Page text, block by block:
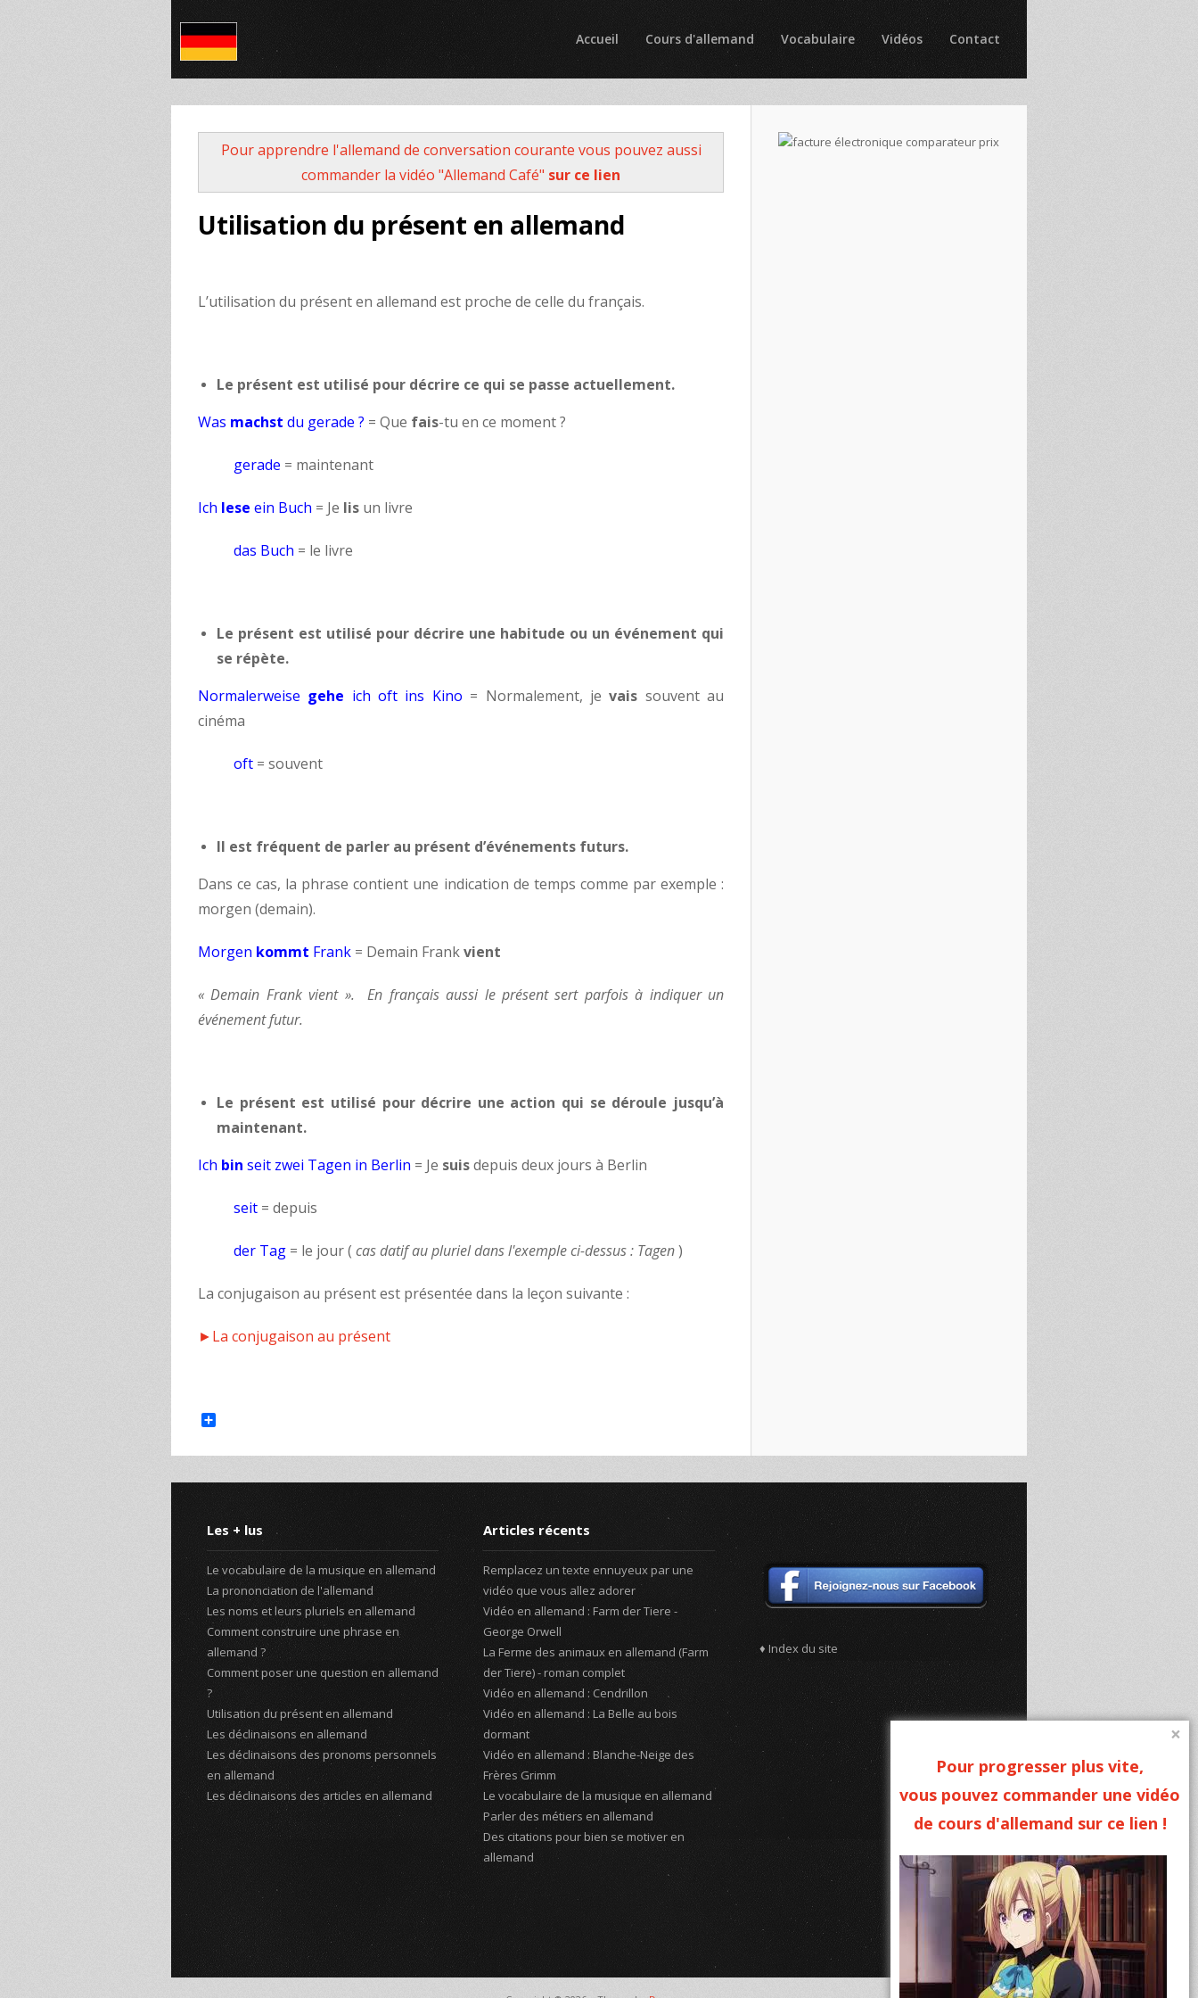
Accueil Cours d'allemand Vocabulaire Vidéos Contact
Pour apprendre l'allemand de conversation courante vous pouvez aussi
commander la vidéo "Allemand Café" sur ce lien
Utilisation du présent en allemand
L’utilisation du présent en allemand est proche de celle du français.
Le présent est utilisé pour décrire ce qui se passe actuellement.
Was machst du gerade ? = Que fais-tu en ce moment ?
gerade = maintenant
Ich lese ein Buch = Je lis un livre
das Buch = le livre
Le présent est utilisé pour décrire une habitude ou un événement qui
se répète.
Normalerweise gehe ich oft ins Kino = Normalement, jevais souvent au
cinéma
oft = souvent
Il est fréquent de parler au présent d’événements futurs.
Dans ce cas, la phrase contient une indication de temps comme par exemple :
morgen (demain).
Morgen kommt Frank = Demain Frankvient
« Demain Frank vient ». En français aussi le présent sert parfois à indiquer un
événement futur.
Le présent est utilisé pour décrire une action qui se déroule jusqu’à
maintenant.
Ich bin seit zwei Tagen in Berlin = Je suisdepuis deux jours à Berlin
seit = depuis
der Tag = le jour ( cas datif au pluriel dans l'exemple ci-dessus : Tagen)
La conjugaison au présent est présentée dans la leçon suivante :
►La conjugaison au présent
Les + lus
Le vocabulaire de la musique en allemand
La prononciation de l'allemand
Les noms et leurs pluriels en allemand
Comment construire une phrase en
allemand ?
Comment poser une question en allemand
?
Utilisation du présent en allemand
Les déclinaisons en allemand
Les déclinaisons des pronoms personnels
en allemand
Les déclinaisons des articles en allemand
Articles récents
Remplacez un texte ennuyeux par une
vidéo que vous allez adorer
Vidéo en allemand : Farm der Tiere -
George Orwell
La Ferme des animaux en allemand (Farm
der Tiere) - roman complet
Vidéo en allemand : Cendrillon
Vidéo en allemand : La Belle au bois
dormant
Vidéo en allemand : Blanche-Neige des
Frères Grimm
Le vocabulaire de la musique en allemand
Parler des métiers en allemand
Des citations pour bien se motiver en
allemand
♦ Index du site
Mentions légales
Pour progresser plus vite,
vous pouvez commander une vidéo
de cours d'allemand sur ce lien !
×